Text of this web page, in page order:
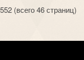
(всего 46 страниц)